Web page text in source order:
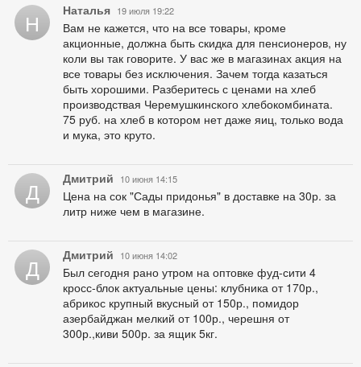
Н Наталья 19 июля 19:22
Вам не кажется, что на все товары, кроме
акционные, должна быть скидка для пенсионеров, ну
коли вы так говорите. У вас же в магазинах акция на
все товары без исключения. Зачем тогда казаться
быть хорошими. Разберитесь с ценами на хлеб
производствая Черемушкинского хлебокомбината.
75 руб. на хлеб в котором нет даже яиц, только вода
и мука, это круто.
Д Дмитрий 10 июня 14:15
Цена на сок "Сады придонья" в доставке на 30р. за
литр ниже чем в магазине.
Д Дмитрий 10 июня 14:02
Был сегодня рано утром на оптовке фуд-сити 4
кросс-блок актуальные цены: клубника от 170р.,
абрикос крупный вкусный от 150р., помидор
азербайджан мелкий от 100р., черешня от
300р.,киви 500р. за ящик 5кг.